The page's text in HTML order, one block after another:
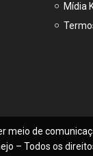
Mídia
meio de
– Todos os